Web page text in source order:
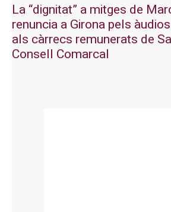
La “dignitat” a mitges de
renuncia a Girona pels
als càrrecs remunerats de
Consell Comarcal